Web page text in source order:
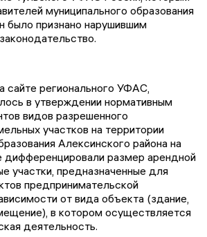
муниципального образования
было признано нарушившим
сайте регионального УФАС,
в утверждении нормативным
видов разрешенного
участков на территории
Алексинского района на
дифференцировали размер арендной
участки, предназначенные для
предпринимательской
от вида объекта (здание,
в котором осуществляется
деятельность.